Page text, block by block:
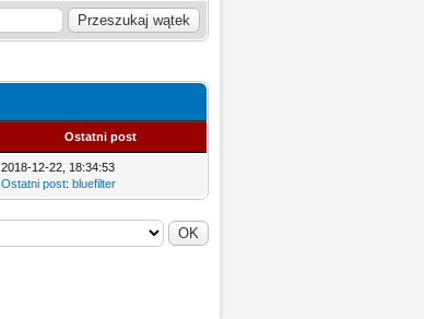
Ostatni post
2018-12-22, 18:34:53
Ostatni post: bluefilter